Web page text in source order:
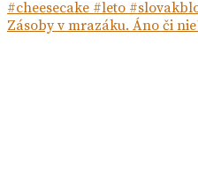
Zásoby v mrazáku. Áno či